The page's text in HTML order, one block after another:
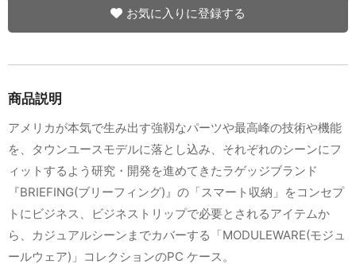
お気に入りに登録する
商品説明
アメリカが本気で生み出す強靱なパーツや最高峰の技術や機能
を、タウンユースモデルに落とし込み、それぞれのシーンにフ
ィットするよう研究・開発を進めてきたラゲッジブランド
『BRIEFING(ブリーフィング)』の「スマート収納」をコンセプ
トにビジネス、ビジネストリップで必要とされるアイテムか
ら、カジュアルシーンまでカバーする「MODULEWARE(モジュ
ールウェア)」コレクションのPC ケース。